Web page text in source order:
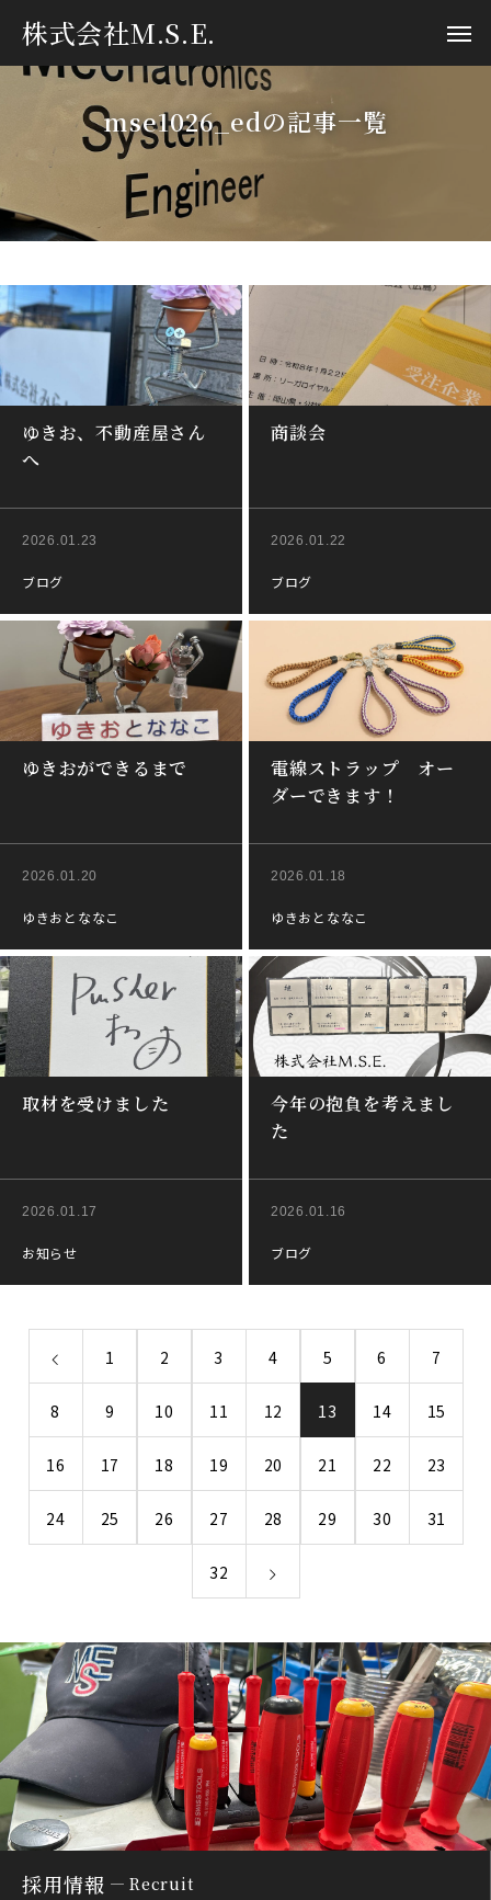
株式会社M.S.E.
mse1026_edの記事一覧
ゆきお、不動産屋さん
へ
2026.01.23
ブログ
商談会
2026.01.22
ブログ
ゆきおができるまで
2026.01.20
ゆきおとななこ
電線ストラップ オー
ダーできます！
2026.01.18
ゆきおとななこ
取材を受けました
2026.01.17
お知らせ
今年の抱負を考えまし
た
2026.01.16
ブログ
1 2 3 4 5 6 7
8 9 10 11 12 13 14 15
16 17 18 19 20 21 22 23
24 25 26 27 28 29 30 31
32
採用情報 Recruit